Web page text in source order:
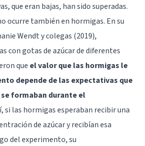
que eran bajas, han sido superadas.
ocurre también en hormigas. En su
Wendt y colegas (2019),
con gotas de azúcar de diferentes
que el valor que las hormigas le
depende de las expectativas que
formaban durante el
si las hormigas esperaban recibir una
de azúcar y recibían esa
del experimento, su